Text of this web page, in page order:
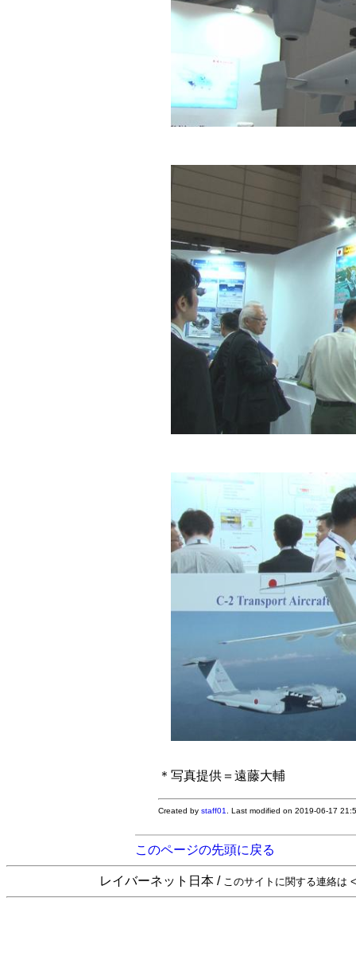
＊写真提供＝遠藤大輔
Created bystaff01. Last modified on 2019-06-17
このページの先頭に戻る
レイバーネット日本 / このサイトに関する連絡は